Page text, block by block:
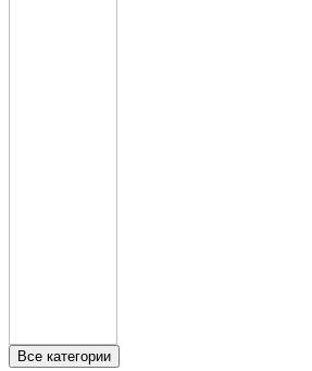
Все категории